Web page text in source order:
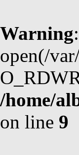
Warning
open(/
/home/
on line 9